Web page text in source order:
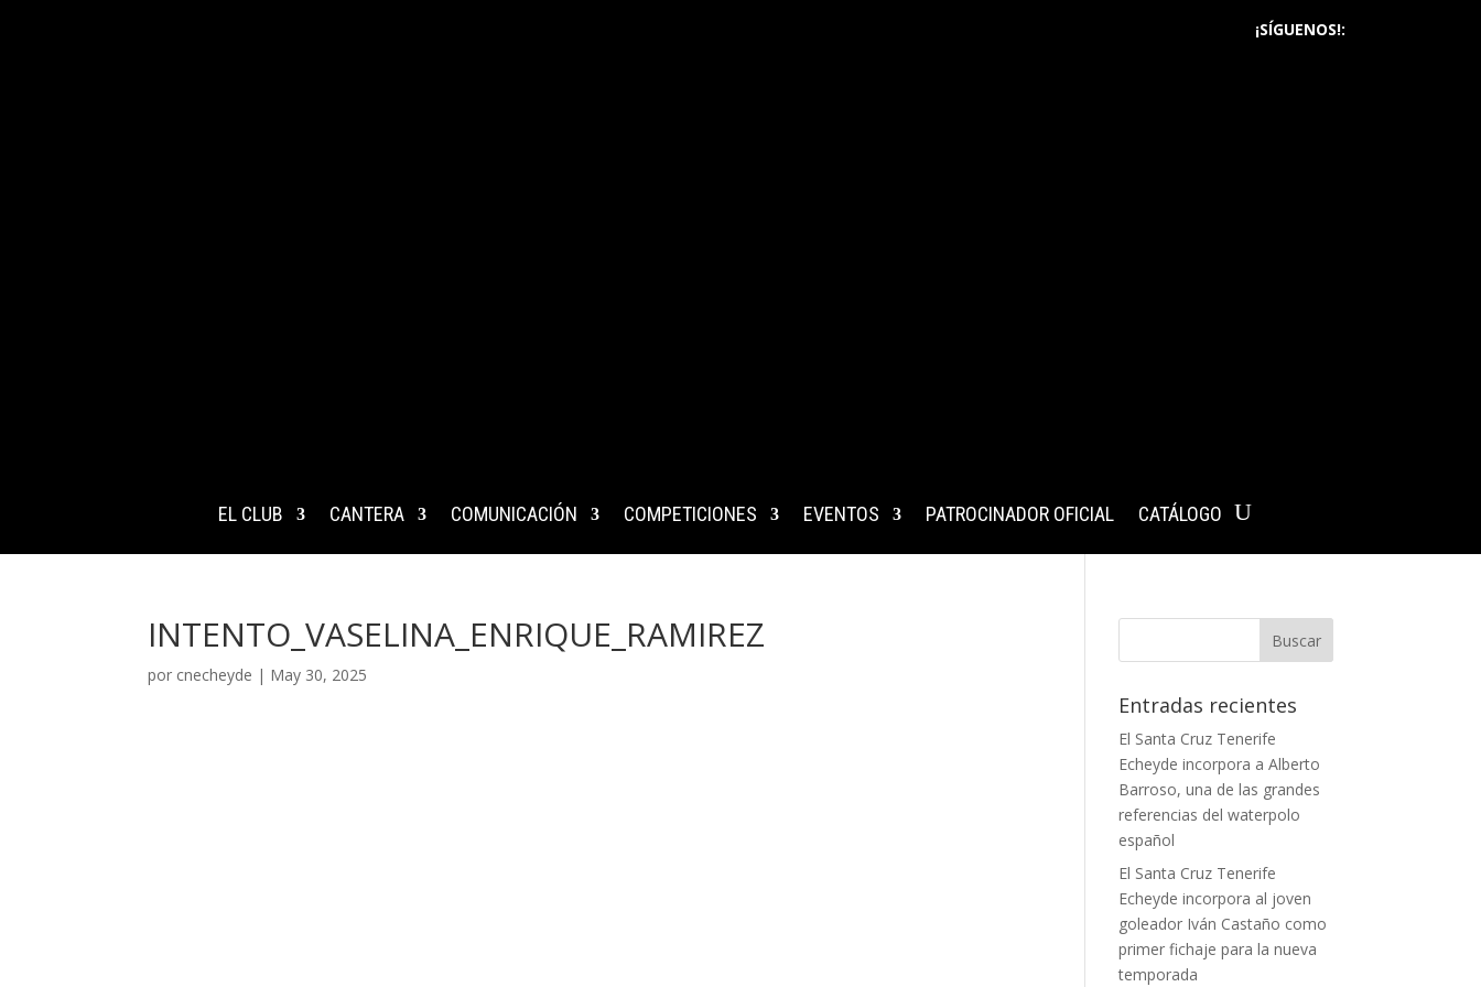
¡SÍGUENOS!:
EL CLUB CANTERA COMUNICACIÓN COMPETICIONES EVENTOS PATROCINADOR OFICIAL CATÁLOGO
INTENTO_VASELINA_ENRIQUE_RAMIREZ
por cnecheyde | May 30, 2025
Entradas recientes
El Santa Cruz Tenerife
Echeyde incorpora a Alberto
Barroso, una de las grandes
referencias del waterpolo
español
El Santa Cruz Tenerife
Echeyde incorpora al joven
goleador Iván Castaño como
primer fichaje para la nueva
temporada